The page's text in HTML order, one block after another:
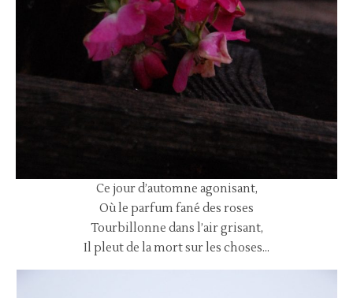
Ce jour d’automne agonisant,
Où le parfum fané des roses
Tourbillonne dans l’air grisant,
Il pleut de la mort sur les choses…